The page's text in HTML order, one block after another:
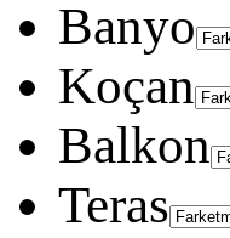
Banyo
Koçan
Balkon
Teras